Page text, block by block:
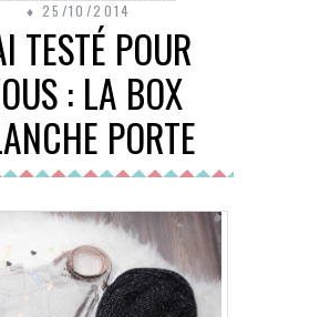
25/10/2014
TESTÉ POUR
: LA BOX
PORTE